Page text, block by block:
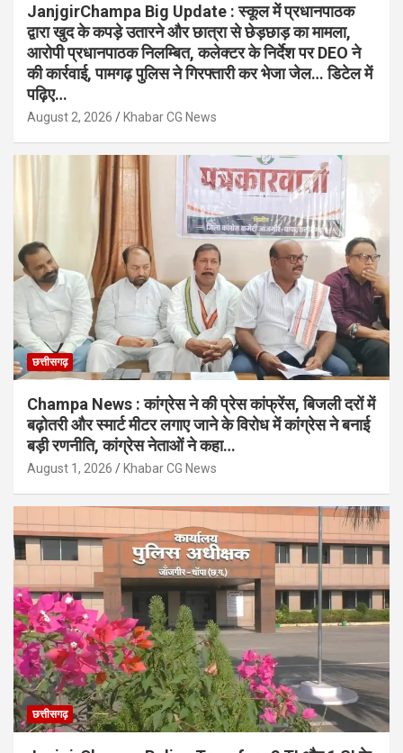
JanjgirChampa Big Update : स्कूल में प्रधानपाठक
द्वारा खुद के कपड़े उतारने और छात्रा से छेड़छाड़ का मामला,
आरोपी प्रधानपाठक निलम्बित, कलेक्टर के निर्देश पर DEO ने
की कार्रवाई, पामगढ़ पुलिस ने गिरफ्तारी कर भेजा जेल… डिटेल में
पढ़िए…
August 2, 2026 Khabar CG News
छत्तीसगढ़
Champa News : कांग्रेस ने की प्रेस कांफ्रेंस, बिजली दरों में
बढ़ोतरी और स्मार्ट मीटर लगाए जाने के विरोध में कांग्रेस ने बनाई
बड़ी रणनीति, कांग्रेस नेताओं ने कहा…
August 1, 2026 Khabar CG News
छत्तीसगढ़